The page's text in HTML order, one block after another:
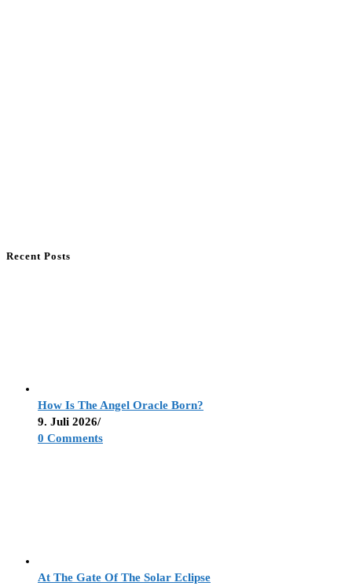
Recent Posts
How Is The Angel Oracle Born?
9. Juli 2026/
0 Comments
At The Gate Of The Solar Eclipse